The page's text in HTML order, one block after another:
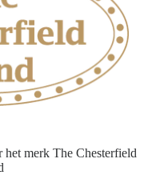
merk The Chesterfield